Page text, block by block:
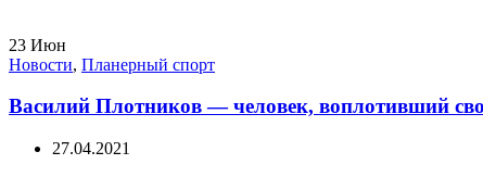
23 Июн
Новости, Планерный спорт
Василий Плотников — человек, воплотивший
27.04.2021